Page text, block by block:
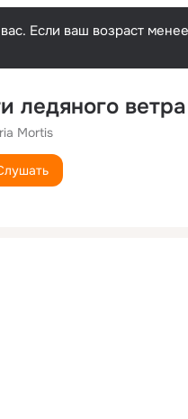
Если ваш возраст
ледяного ветра
Mortis